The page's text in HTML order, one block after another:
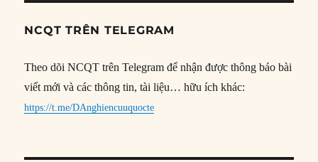
NCQT TRÊN TELEGRAM
Theo dõi NCQT trên Telegram để nhận được thông báo bài
viết mới và các thông tin, tài liệu… hữu ích khác:
https://t.me/DAnghiencuuquocte